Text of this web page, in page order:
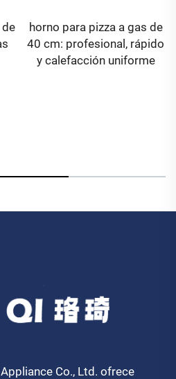
horno para pizza a gas de
40 cm: profesional, rápido
y calefacción uniforme
Co., Ltd. ofrece